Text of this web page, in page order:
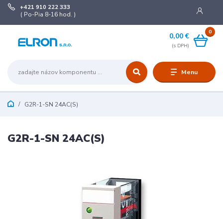
Menu
+421 910 222 333
( Po-Pia 8-16 hod. )
0
0,00 €
G2R-1-SN 24AC(S)
G2R-1-SN 24AC(S)